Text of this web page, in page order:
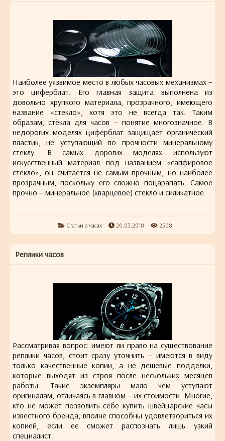
Наиболее уязвимое место в любых часовых механизмах –
это циферблат. Его главная защита выполнена из
довольно хрупкого материала, прозрачного, имеющего
название «стекло», хотя это не всегда так. Таким
образам, стёкла для часов – понятие многозначное. В
недорогих моделях циферблат защищает органический
пластик, не уступающий по прочности минеральному
стеклу. В самых дорогих моделях используют
искусственный материал под названием «сапфировое
стекло», он считается не самым прочным, но наиболее
прозрачным, поскольку его сложно поцарапать. Самое
прочно – минеральное (кварцевое) стекло и силикатное.
Статьи о часах 20.03.2018 2508
Реплики часов
Рассматривая вопрос: имеют ли право на существование
реплики часов, стоит сразу уточнить – имеются в виду
только качественные копии, а не дешевые подделки,
которые выходят из строя после нескольких месяцев
работы. Такие экземпляры мало чем уступают
оригиналам, отличаясь в главном – их стоимости. Многие,
кто не может позволить себе купить швейцарские часы
известного бренда, вполне способны удовлетвориться их
копией, если ее сможет распознать лишь узкий
специалист.